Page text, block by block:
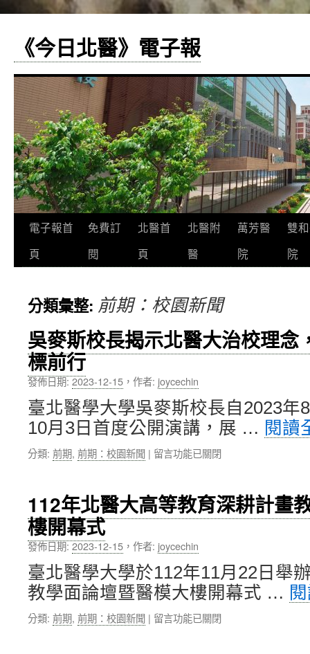
《今日北醫》電子報
跳
至
要
內
容
電子報首
頁
免費訂
閱
北醫首
頁
北醫附
醫
萬芳醫
院
雙
院
分類彙整: 前期：校園新聞
吳麥斯校長揭示北醫大治校理念
標前行
發佈日期:2023-12-15 ， 作者: joycechin
臺北醫學大學吳麥斯校長自2023年
10月3日首度公開演講，展 … 閱讀
分類: 前期, 前期：校園新聞 | 在
斯
校
長
示
北
醫
大
治
校
留言功能已關閉
112年北醫大高等教育深耕計畫
樓開幕式
發佈日期:2023-12-15 ， 作者: joycechin
臺北醫學大學於112年11月22日舉
教學面論壇暨醫模大樓開幕式 …
分類: 前期, 前期：校園新聞 | 在
留言功能已關閉